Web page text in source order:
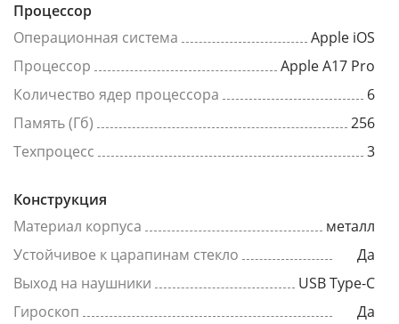
Процессор
Операционная система
Apple iOS
Процессор
Apple A17 Pro
Количество ядер процессора
6
Память (Гб)
256
Техпроцесс
3
Конструкция
Материал корпуса
металл
Устойчивое к царапинам стекло
Да
Выход на наушники
USB Type-C
Гироскоп
Да